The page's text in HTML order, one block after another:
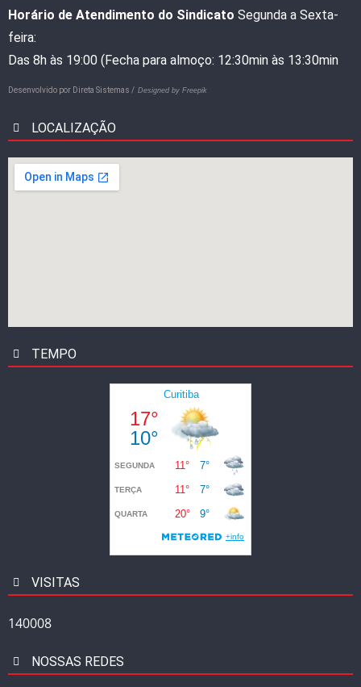
Horário de Atendimento do Sindicato Segunda a Sexta-
feira:
Das 8h às 19:00 (Fecha para almoço: 12:30min às 13:30min
Desenvolvido por Direta Sistemas / Designed by Freepik
LOCALIZAÇÃO
TEMPO
VISITAS
140008
NOSSAS REDES